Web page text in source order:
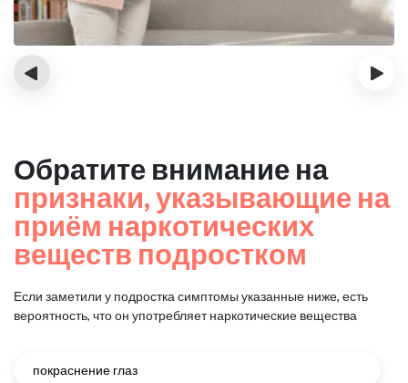
‹ ›
Обратите внимание на
признаки, указывающие на
приём наркотических
веществ подростком
Если заметили у подростка симптомы указанные ниже, есть
вероятность, что он употребляет наркотические вещества
покраснение глаз